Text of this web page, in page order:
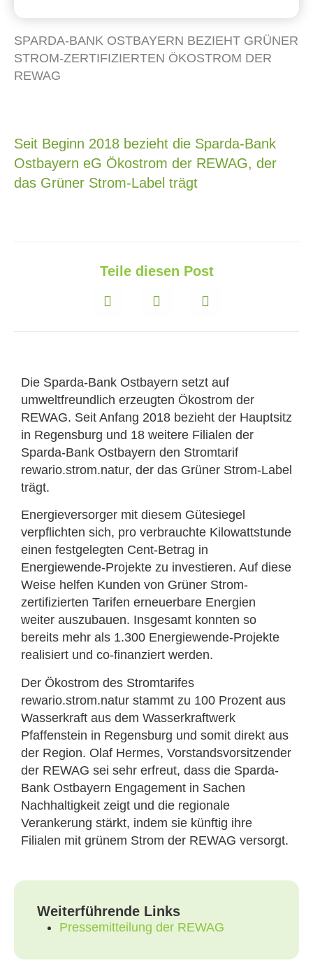
SPARDA-BANK OSTBAYERN BEZIEHT GRÜNER
STROM-ZERTIFIZIERTEN ÖKOSTROM DER
REWAG
Seit Beginn 2018 bezieht die Sparda-Bank
Ostbayern eG Ökostrom der REWAG, der
das Grüner Strom-Label trägt
Teile diesen Post
Die Sparda-Bank Ostbayern setzt auf
umweltfreundlich erzeugten Ökostrom der
REWAG. Seit Anfang 2018 bezieht der Hauptsitz
in Regensburg und 18 weitere Filialen der
Sparda-Bank Ostbayern den Stromtarif
rewario.strom.natur, der das Grüner Strom-Label
trägt.
Energieversorger mit diesem Gütesiegel
verpflichten sich, pro verbrauchte Kilowattstunde
einen festgelegten Cent-Betrag in
Energiewende-Projekte zu investieren. Auf diese
Weise helfen Kunden von Grüner Strom-
zertifizierten Tarifen erneuerbare Energien
weiter auszubauen. Insgesamt konnten so
bereits mehr als 1.300 Energiewende-Projekte
realisiert und co-finanziert werden.
Der Ökostrom des Stromtarifes
rewario.strom.natur stammt zu 100 Prozent aus
Wasserkraft aus dem Wasserkraftwerk
Pfaffenstein in Regensburg und somit direkt aus
der Region. Olaf Hermes, Vorstandsvorsitzender
der REWAG sei sehr erfreut, dass die Sparda-
Bank Ostbayern Engagement in Sachen
Nachhaltigkeit zeigt und die regionale
Verankerung stärkt, indem sie künftig ihre
Filialen mit grünem Strom der REWAG versorgt.
Weiterführende Links
Pressemitteilung der REWAG